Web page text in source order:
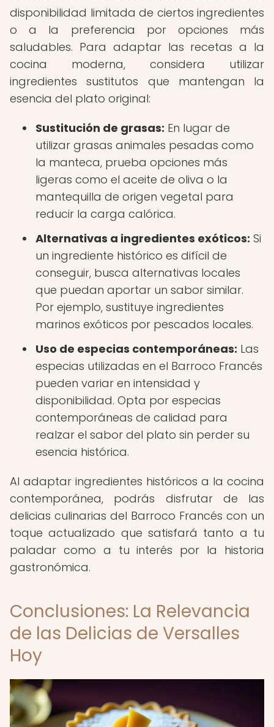
disponibilidad limitada de ciertos ingredientes
o a la preferencia por opciones más
saludables. Para adaptar las recetas a la
cocina moderna, considera utilizar
ingredientes sustitutos que mantengan la
esencia del plato original:
Sustitución de grasas: En lugar de
utilizar grasas animales pesadas como
la manteca, prueba opciones más
ligeras como el aceite de oliva o la
mantequilla de origen vegetal para
reducir la carga calórica.
Alternativas a ingredientes exóticos: Si
un ingrediente histórico es difícil de
conseguir, busca alternativas locales
que puedan aportar un sabor similar.
Por ejemplo, sustituye ingredientes
marinos exóticos por pescados locales.
Uso de especias contemporáneas: Las
especias utilizadas en el Barroco Francés
pueden variar en intensidad y
disponibilidad. Opta por especias
contemporáneas de calidad para
realzar el sabor del plato sin perder su
esencia histórica.
Al adaptar ingredientes históricos a la cocina
contemporánea, podrás disfrutar de las
delicias culinarias del Barroco Francés con un
toque actualizado que satisfará tanto a tu
paladar como a tu interés por la historia
gastronómica.
Conclusiones: La Relevancia
de las Delicias de Versalles
Hoy